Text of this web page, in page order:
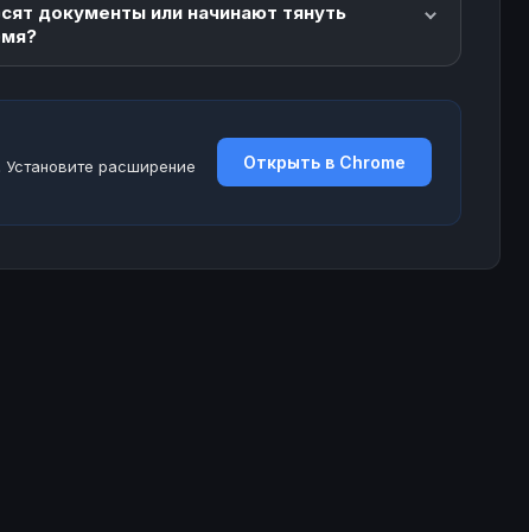
документы или начинают тянуть
расширение
Открыть в Chrome